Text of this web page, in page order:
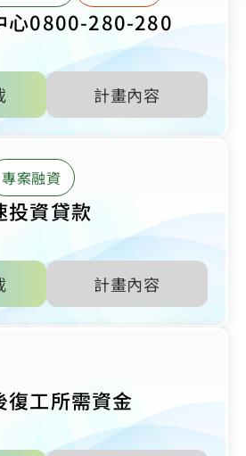
心0800-280-280
計畫內容
專案融資
投資貸款
計畫內容
復工所需資金